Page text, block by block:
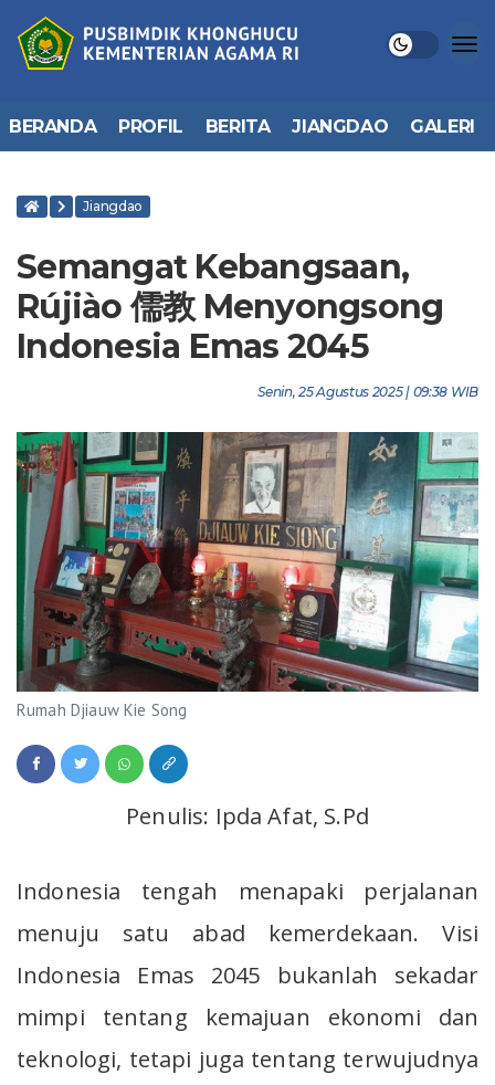
BERANDA PROFIL BERITA JIANGDAO GALERI
Jiangdao
Semangat Kebangsaan,
Rújiào 儒教 Menyongsong
Indonesia Emas 2045
Senin, 25 Agustus 2025 | 09:38 WIB
Rumah Djiauw Kie Song
Penulis: Ipda Afat, S.Pd
Indonesia tengah menapaki perjalanan
menuju satu abad kemerdekaan. Visi
Indonesia Emas 2045 bukanlah sekadar
mimpi tentang kemajuan ekonomi dan
teknologi, tetapi juga tentang terwujudnya